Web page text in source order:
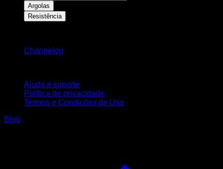
Argolas
Resistência
Changelog
Ajuda e suporte
Política de privacidade
Termos e Condições de Uso
Blog